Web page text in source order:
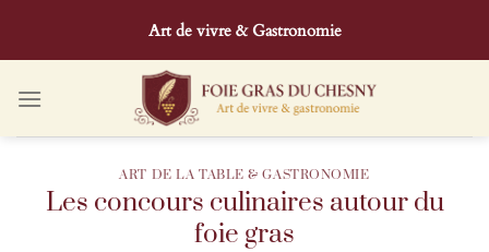
contenu
Art de vivre & Gastronomie
ART DE LA TABLE & GASTRONOMIE
Les concours culinaires autour du
foie gras